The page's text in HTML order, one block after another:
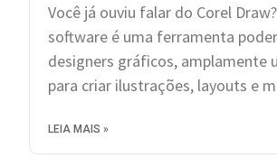
Você já ouviu falar do Corel
software é uma ferramenta
designers gráficos, amplamente
para criar ilustrações, layouts e
LEIA MAIS »